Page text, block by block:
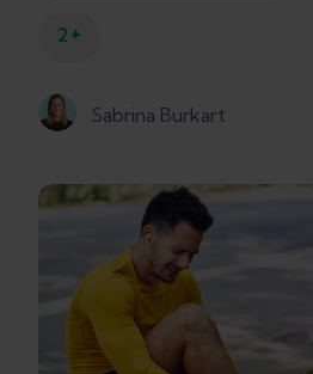
2 +
Sabrina Burkart